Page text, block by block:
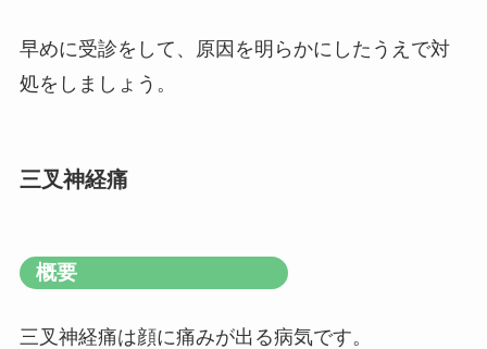
早めに受診をして、原因を明らかにしたうえで対
処をしましょう。
三叉神経痛
概要
三叉神経痛は顔に痛みが出る病気です。